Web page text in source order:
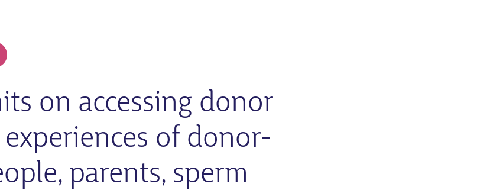
on accessing donor
of donor-
parents, sperm